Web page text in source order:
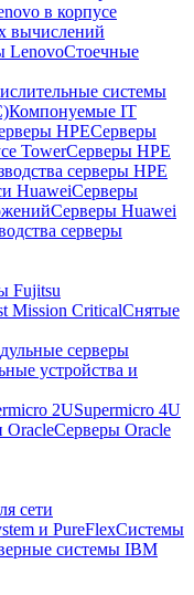
в корпусе
вычислений
LenovoСтоечные
системы
Компонуемые IT
HPEСерверы
TowerСерверы HPE
серверы HPE
HuaweiСерверы
Серверы Huawei
серверы
Fujitsu
Mission CriticalСнятые
серверы
устройства и
2USupermicro 4U
OracleСерверы Oracle
сети
и PureFlexСистемы
системы IBM